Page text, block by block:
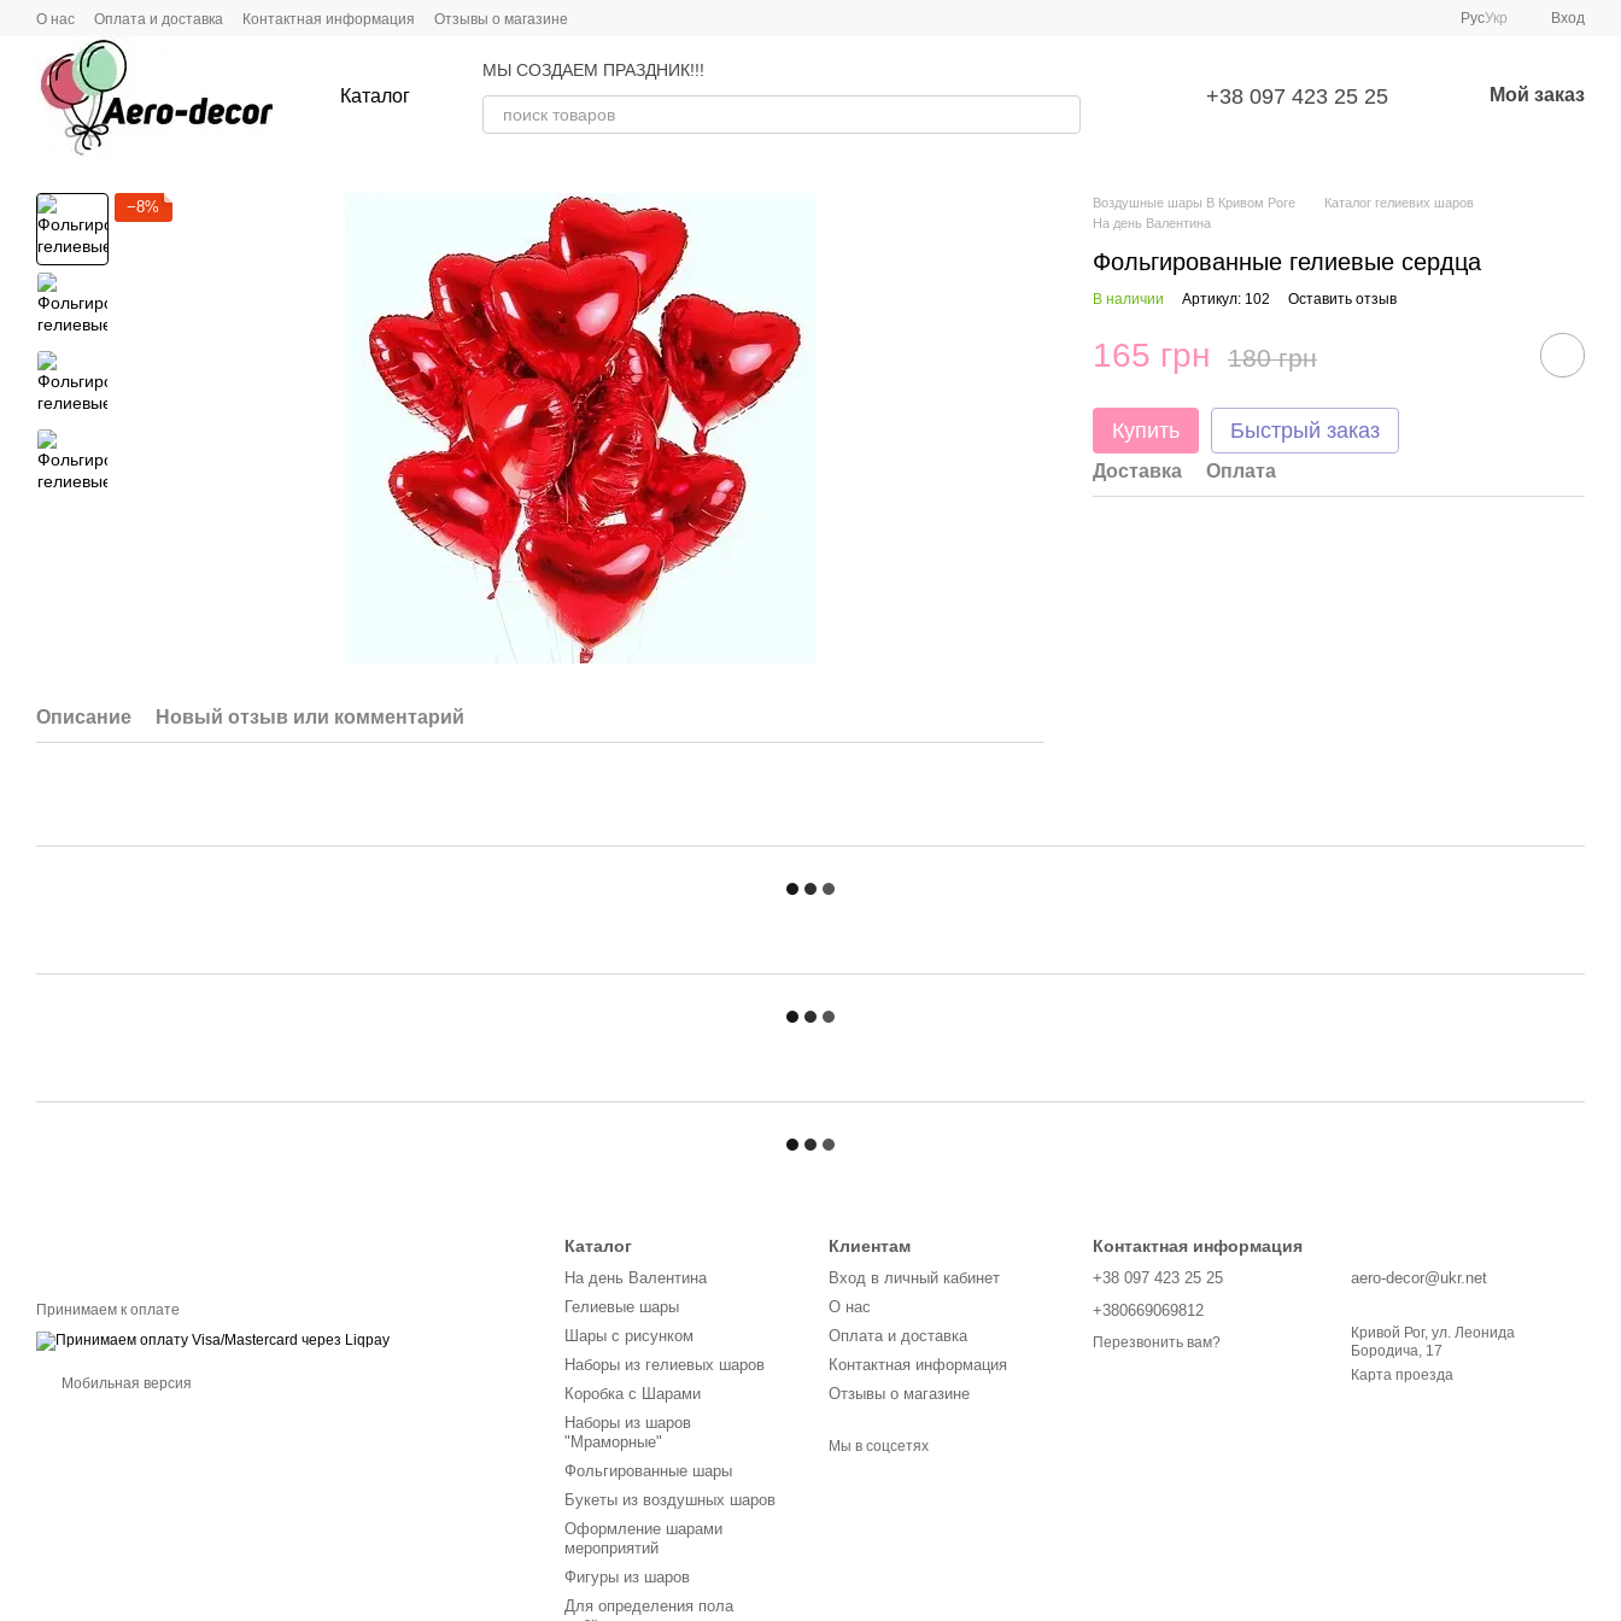
Перейти к основному контенту
О нас Оплата и доставка Контактная информация Отзывы о магазине РусУкр Вход
Каталог
МЫ СОЗДАЕМ ПРАЗДНИК!!!
+38 097 423 25 25 Мой заказ
−8%
Описание Новый отзыв или комментарий
Воздушные шары В Кривом Роге
Каталог гелиевих шаров
На день Валентина
Фольгированные гелиевые сердца
В наличии Артикул: 102 Оставить отзыв
165 грн 180 грн
Купить Быстрый заказ
Доставка Оплата
Принимаем к оплате
Мобильная версия
Каталог
На день Валентина
Гелиевые шары
Шары с рисунком
Наборы из гелиевых шаров
Коробка с Шарами
Наборы из шаров
"Мраморные"
Фольгированные шары
Букеты из воздушных шаров
Оформление шарами
мероприятий
Фигуры из шаров
Для определения пола
Клиентам
Вход в личный кабинет
О нас
Оплата и доставка
Контактная информация
Отзывы о магазине
Мы в соцсетях
Контактная информация
+38 097 423 25 25
+380669069812
Перезвонить вам?
aero-decor@ukr.net
Кривой Рог, ул. Леонида
Бородича, 17
Карта проезда